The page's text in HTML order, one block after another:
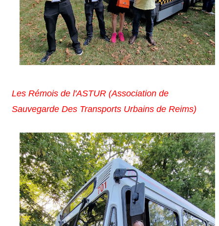
Les Rémois de l'ASTUR (Association de
Sauvegarde Des Transports Urbains de Reims)